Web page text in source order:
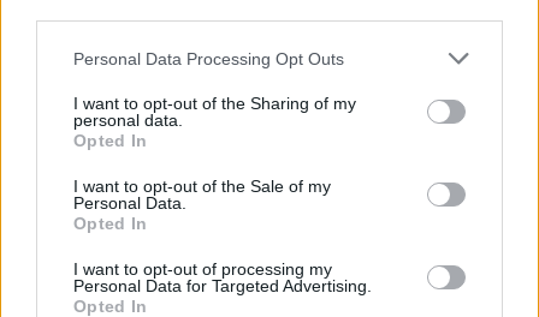
Personal Data Processing Opt Outs
I want to opt-out of the Sharing of my
personal data.
Opted In
I want to opt-out of the Sale of my
Personal Data.
Opted In
I want to opt-out of processing my
Personal Data for Targeted Advertising.
Opted In
Μήνυμα για την 24η Απριλίου, Ημέρα Μνήμης της
κοινωνικής δικτύωσης ο δήμαρχος Αθηναίων, Κώστας
Μπακογιάννης. «Δικαίωση για κάθε ψυχή που χάθηκε,
είναι να μην ξεχάσουμε ποτέ. Να αναγνωριστεί η
γενοκτονία από όλους και οι θύτες να αναλάβουν τις
δήμαρχος Αθηναίων. Αναλυτικά το […]
24.04.2020 - 19.07